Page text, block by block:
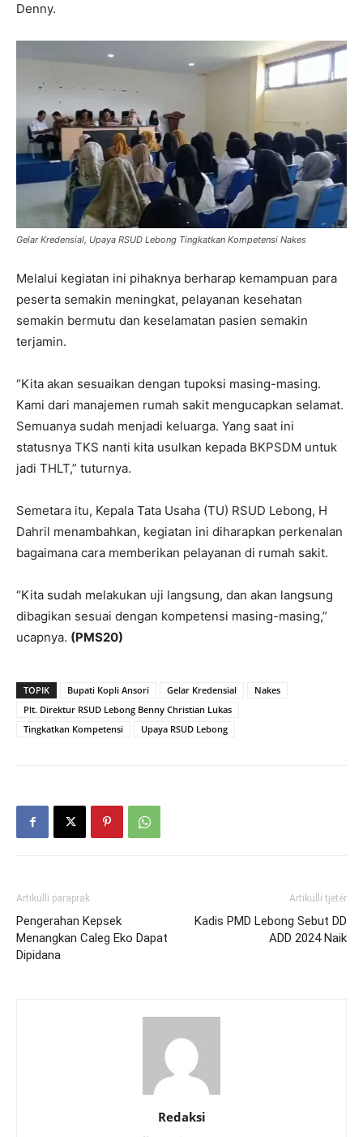
Denny.
Gelar Kredensial, Upaya RSUD Lebong Tingkatkan Kompetensi Nakes
Melalui kegiatan ini pihaknya berharap kemampuan para
peserta semakin meningkat, pelayanan kesehatan
semakin bermutu dan keselamatan pasien semakin
terjamin.
“Kita akan sesuaikan dengan tupoksi masing-masing.
Kami dari manajemen rumah sakit mengucapkan selamat.
Semuanya sudah menjadi keluarga. Yang saat ini
statusnya TKS nanti kita usulkan kepada BKPSDM untuk
jadi THLT,” tuturnya.
Semetara itu, Kepala Tata Usaha (TU) RSUD Lebong, H
Dahril menambahkan, kegiatan ini diharapkan perkenalan
bagaimana cara memberikan pelayanan di rumah sakit.
“Kita sudah melakukan uji langsung, dan akan langsung
dibagikan sesuai dengan kompetensi masing-masing,”
ucapnya. (PMS20)
TOPIK Bupati Kopli Ansori Gelar Kredensial
Nakes
Plt. Direktur RSUD Lebong Benny Christian Lukas
Tingkatkan Kompetensi
Upaya RSUD Lebong
Artikulli paraprak
Pengerahan Kepsek
Menangkan Caleg Eko Dapat
Dipidana
Artikulli tjetër
Kadis PMD Lebong Sebut DD
ADD 2024 Naik
Redaksi